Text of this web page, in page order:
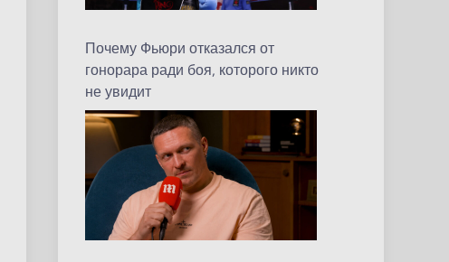
Почему Фьюри отказался от
гонорара ради боя, которого никто
не увидит